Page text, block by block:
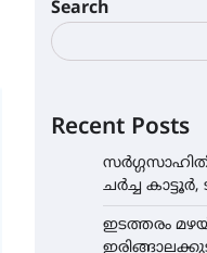
Search
Recent Posts
ചർച്ച
ഇടത്തരം